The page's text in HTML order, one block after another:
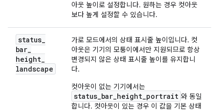
아웃 높이로 설정합니다. 원하는 경우 컷아웃
보다 높게 설정할 수 있습니다.
status_
bar_
height_
landscape
가로 모드에서의 상태 표시줄 높이입니다. 컷
아웃은 기기의 모퉁이에서만 지원되므로 항상
변경되지 않은 상태 표시줄 높이를 유지합니
다.
컷아웃이 없는 기기에서는
status_bar_height_portrait 와 동일
합니다. 컷아웃이 있는 경우 이 값을 기본 상태